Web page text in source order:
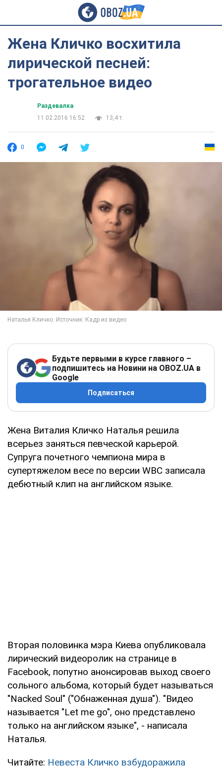
Жена Кличко восхитила
лирической песней:
трогательное видео
Раздевалка
11.02.2016 16:52
13,4 т.
0
Будьте первыми в курсе главного –
подпишитесь на Новини на OBOZ.UA в
Google
Подписаться
Жена Виталия Кличко Наталья решила
всерьез заняться певческой карьерой.
Супруга почетного чемпиона мира в
супертяжелом весе по версии WBC записала
дебютный клип на английском языке.
Вторая половинка мэра Киева опубликовала
лирический видеоролик на странице в
Facebook, попутно анонсировав выход своего
сольного альбома, который будет называться
"Nacked Soul" ("Обнаженная душа"). "Видео
называется "Let me go", оно представлено
только на английском языке", - написала
Наталья.
Читайте: Невеста Кличко взбудоражила